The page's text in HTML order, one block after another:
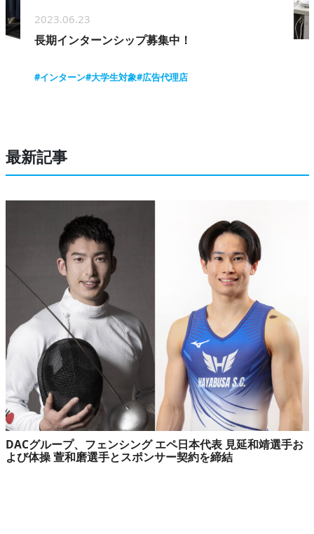
2023.06.23
長期インターンシップ募集中！
#インターン#大学生対象#広告代理店
最新記事
DACグループ、フェンシング エペ日本代表 見延和靖選手お
よび体操 萱和磨選手とスポンサー契約を締結